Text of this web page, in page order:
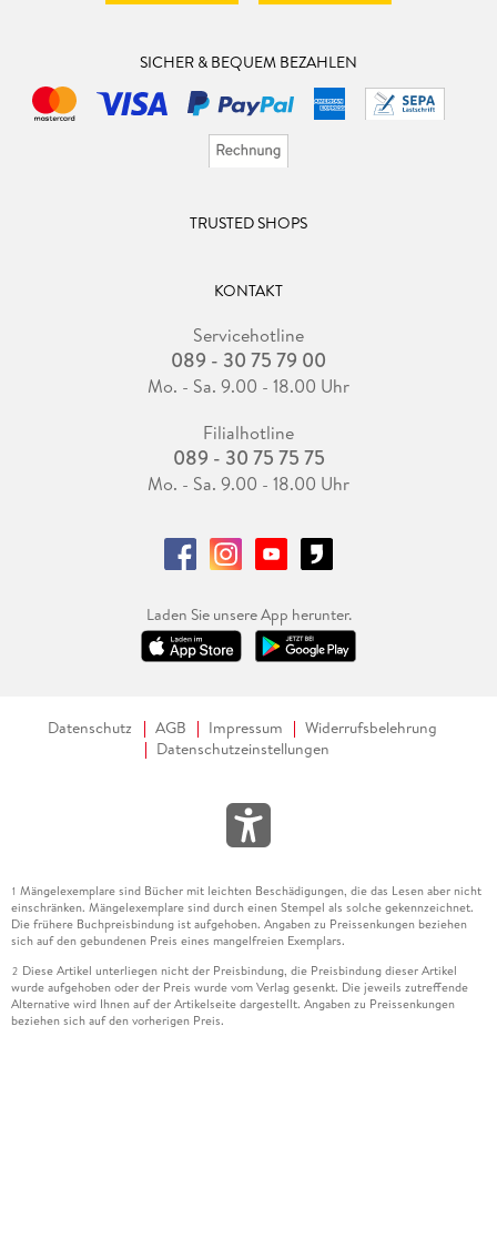
SICHER & BEQUEM BEZAHLEN
TRUSTED SHOPS
KONTAKT
Servicehotline
089 - 30 75 79 00
Mo. - Sa. 9.00 - 18.00 Uhr
Filialhotline
089 - 30 75 75 75
Mo. - Sa. 9.00 - 18.00 Uhr
Laden Sie unsere App herunter.
Datenschutz AGB Impressum
Widerrufsbelehrung
Datenschutzeinstellungen
1 Mängelexemplare sind Bücher mit leichten Beschädigungen, die das Lesen aber nicht
einschränken. Mängelexemplare sind durch einen Stempel als solche gekennzeichnet.
Die frühere Buchpreisbindung ist aufgehoben. Angaben zu Preissenkungen beziehen
sich auf den gebundenen Preis eines mangelfreien Exemplars.
2 Diese Artikel unterliegen nicht der Preisbindung, die Preisbindung dieser Artikel
wurde aufgehoben oder der Preis wurde vom Verlag gesenkt. Die jeweils zutreffende
Alternative wird Ihnen auf der Artikelseite dargestellt. Angaben zu Preissenkungen
beziehen sich auf den vorherigen Preis.